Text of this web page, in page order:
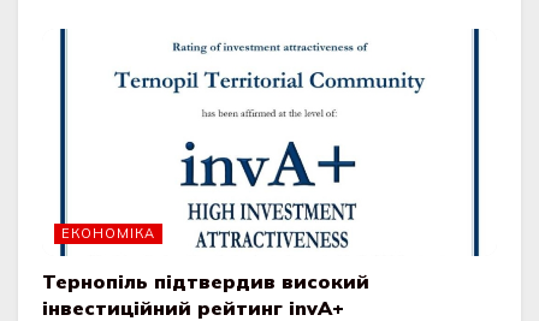
ЕКОНОМІКА
Тернопіль підтвердив високий
інвестиційний рейтинг invА+